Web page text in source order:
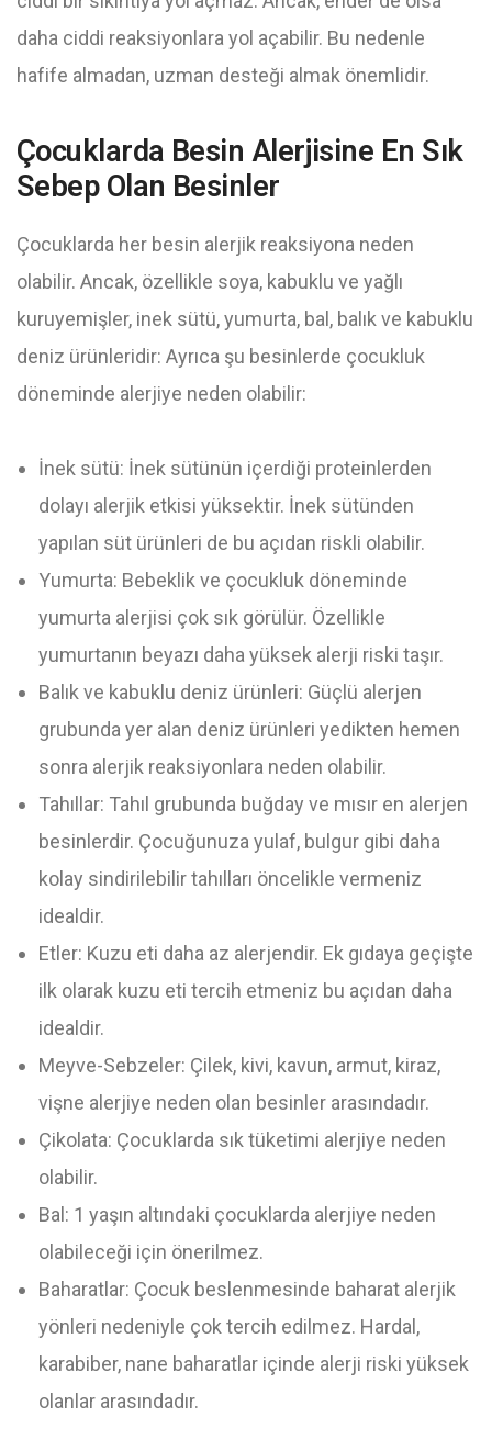
daha ciddi reaksiyonlara yol açabilir. Bu nedenle
hafife almadan, uzman desteği almak önemlidir.
Çocuklarda Besin Alerjisine En Sık
Sebep Olan Besinler
Çocuklarda her besin alerjik reaksiyona neden
olabilir. Ancak, özellikle soya, kabuklu ve yağlı
kuruyemişler, inek sütü, yumurta, bal, balık ve kabuklu
deniz ürünleridir: Ayrıca şu besinlerde çocukluk
döneminde alerjiye neden olabilir:
İnek sütü: İnek sütünün içerdiği proteinlerden
dolayı alerjik etkisi yüksektir. İnek sütünden
yapılan süt ürünleri de bu açıdan riskli olabilir.
Yumurta: Bebeklik ve çocukluk döneminde
yumurta alerjisi çok sık görülür. Özellikle
yumurtanın beyazı daha yüksek alerji riski taşır.
Balık ve kabuklu deniz ürünleri: Güçlü alerjen
grubunda yer alan deniz ürünleri yedikten hemen
sonra alerjik reaksiyonlara neden olabilir.
Tahıllar: Tahıl grubunda buğday ve mısır en alerjen
besinlerdir. Çocuğunuza yulaf, bulgur gibi daha
kolay sindirilebilir tahılları öncelikle vermeniz
idealdir.
Etler: Kuzu eti daha az alerjendir. Ek gıdaya geçişte
ilk olarak kuzu eti tercih etmeniz bu açıdan daha
idealdir.
Meyve-Sebzeler: Çilek, kivi, kavun, armut, kiraz,
vişne alerjiye neden olan besinler arasındadır.
Çikolata: Çocuklarda sık tüketimi alerjiye neden
olabilir.
Bal: 1 yaşın altındaki çocuklarda alerjiye neden
olabileceği için önerilmez.
Baharatlar: Çocuk beslenmesinde baharat alerjik
yönleri nedeniyle çok tercih edilmez. Hardal,
karabiber, nane baharatlar içinde alerji riski yüksek
olanlar arasındadır.